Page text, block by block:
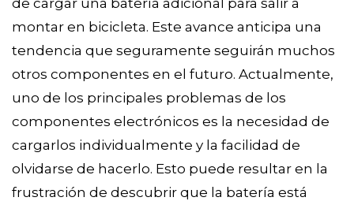
montar en bicicleta. Este avance anticipa una
tendencia que seguramente seguirán muchos
otros componentes en el futuro. Actualmente,
uno de los principales problemas de los
componentes electrónicos es la necesidad de
cargarlos individualmente y la facilidad de
olvidarse de hacerlo. Esto puede resultar en la
frustración de descubrir que la batería está